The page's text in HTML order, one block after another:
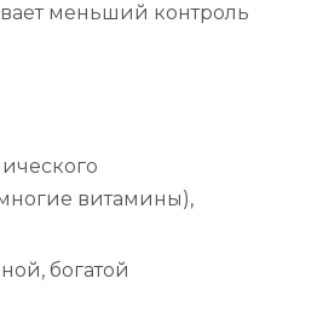
меньший контроль
витамины),
богатой